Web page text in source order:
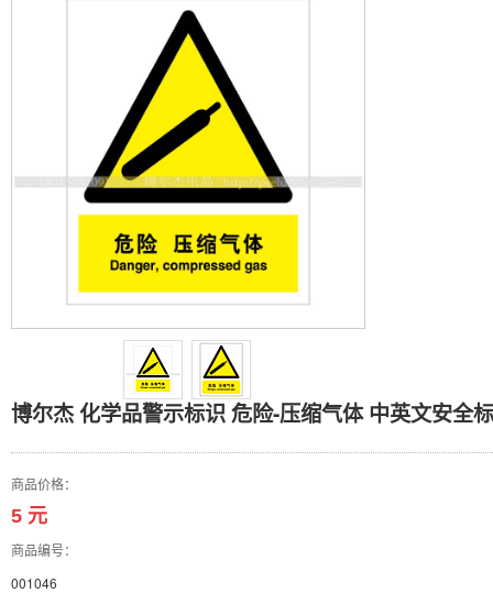
博尔杰 化学品警示标识 危险-压缩气体 中英文安全
商品价格：
5 元
商品编号：
001046